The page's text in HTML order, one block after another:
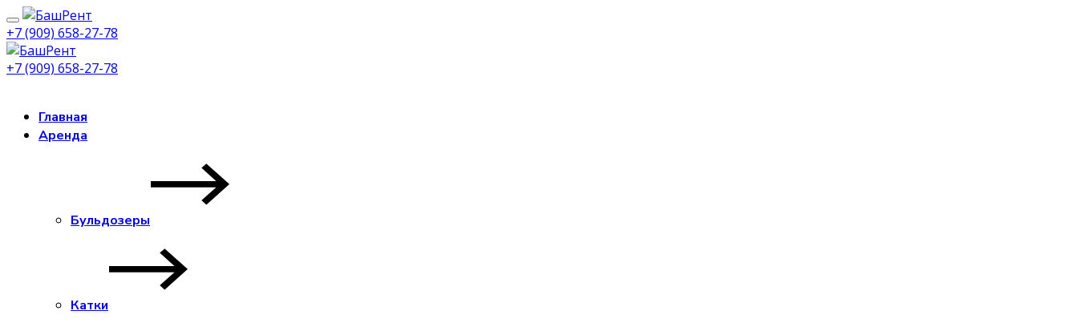
+7 (909) 658-27-78
+7 (909) 658-27-78
Главная
Аренда
Бульдозеры
Катки